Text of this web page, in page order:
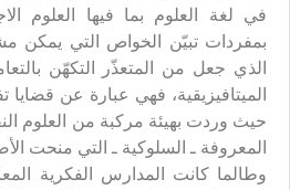
في لغة العلوم بما فيها العلوم
بمفردات تبيّن الخواص التي يمكن
الذي جعل من المتعذّر التكهّن
الميتافيزيقية، فهي عبارة عن قضايا
حيث وردت بهيئة مركبة من العلوم
المعروفة ـ السلوكية ـ التي منحت
وطالما كانت المدارس الفكرية